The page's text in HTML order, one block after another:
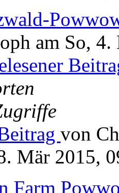
am So,
von
Mär 2015,
Farm